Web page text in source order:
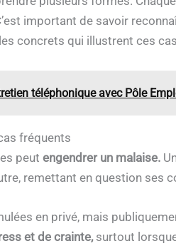
important de savoir
concrets qui illustrent ces
téléphonique avec Pôle
fréquents
peut engendrer un malaise.
remettant en question ses
en privé, mais
et de crainte,surtout